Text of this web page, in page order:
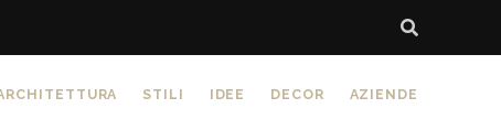
STILI IDEE DECOR AZIENDE